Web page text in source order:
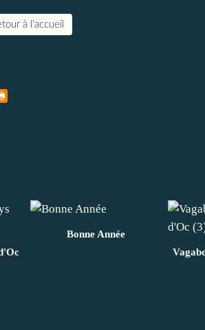
à l'accueil
Bonne Année